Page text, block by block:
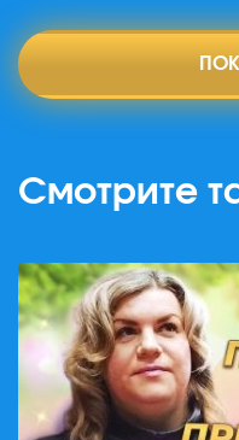
Смотрите